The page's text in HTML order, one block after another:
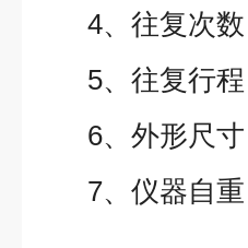
4、往复次数
5、往复行程
6、外形尺寸
7、仪器自重